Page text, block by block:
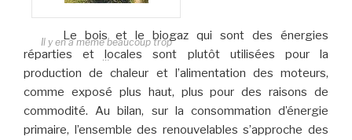
Il y en a même beaucoup trop
…
Le bois et le biogaz qui sont des énergies
réparties et locales sont plutôt utilisées pour la
production de chaleur et l’alimentation des moteurs,
comme exposé plus haut, plus pour des raisons de
commodité. Au bilan, sur la consommation d’énergie
primaire, l’ensemble des renouvelables s’approche des